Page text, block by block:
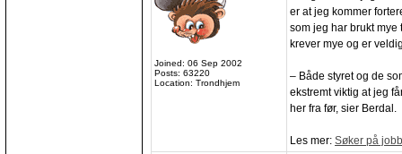
Joined: 06 Sep 2002
Posts: 63220
Location: Trondhjem
er at jeg kommer
som jeg har brukt mye
krever mye og er
– Både styret og de
ekstremt viktig at jeg
her fra før, sier Berdal.
Les mer: Søker på